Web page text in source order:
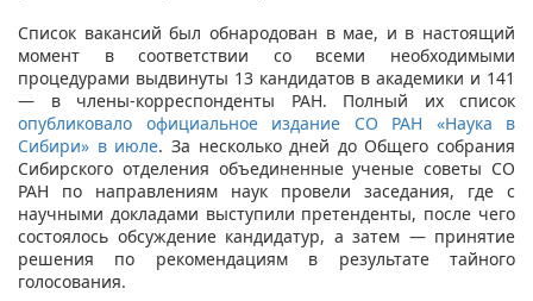
Список вакансий был обнародован в мае, и в настоящий
момент в соответствии со всеми необходимыми
процедурами выдвинуты 13 кандидатов в академики и 141
— в члены-корреспонденты РАН. Полный их список
опубликовало официальное издание СО РАН «Наука в
Сибири» в июле. За несколько дней до Общего собрания
Сибирского отделения объединенные ученые советы СО
РАН по направлениям наук провели заседания, где с
научными докладами выступили претенденты, после чего
состоялось обсуждение кандидатур, а затем — принятие
решения по рекомендациям в результате тайного
голосования.